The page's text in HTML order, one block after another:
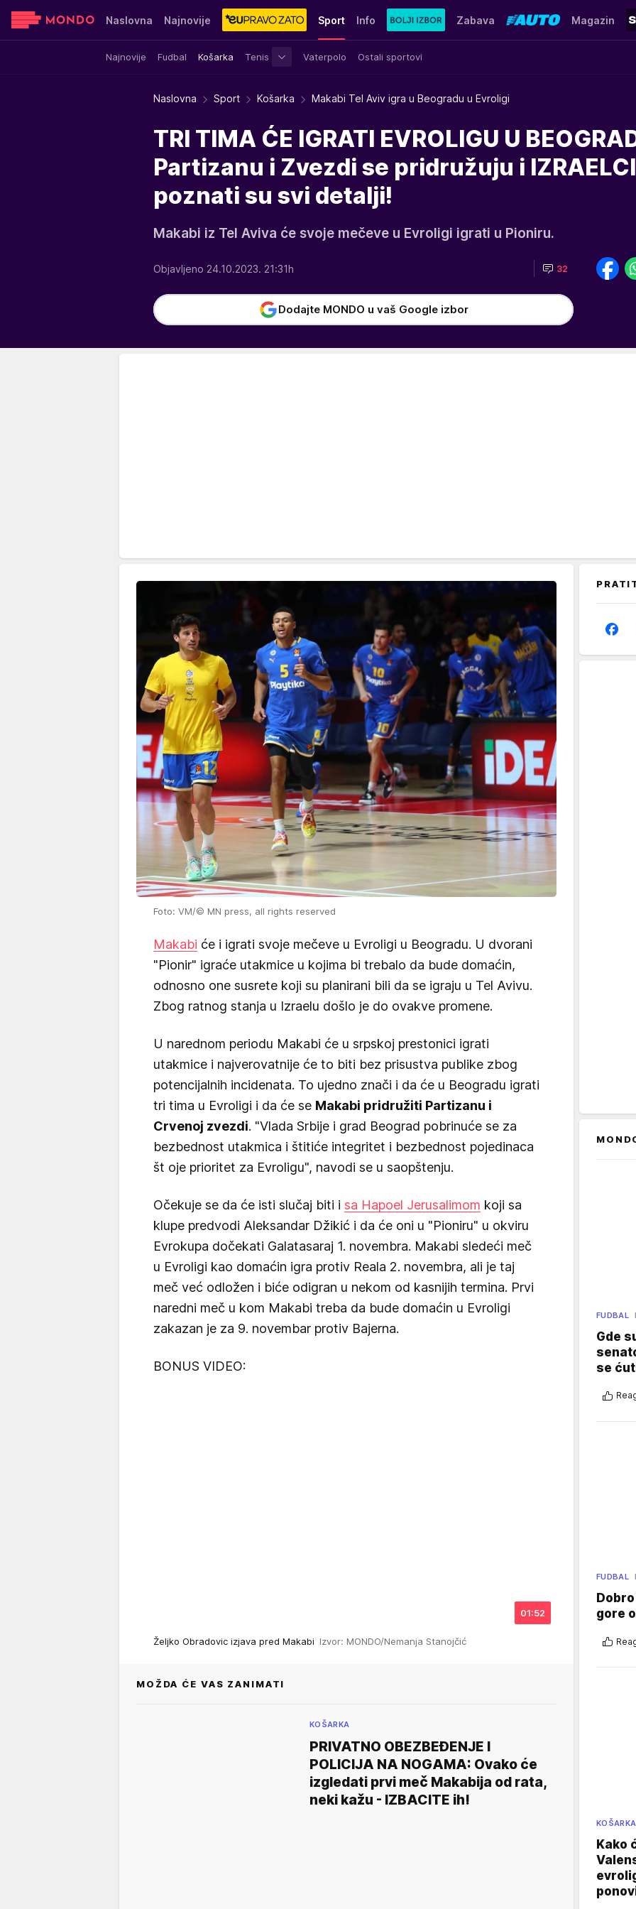
Naslovna Najnovije Sport
Najnovije Fudbal Košarka Tenis Vaterpolo Ostali sportovi
Info Zabava Magazin
Sensa Stvar ukusa Yumama
Naslovna Sport Košarka Makabi Tel Aviv igra u Beogradu u Evroligi
TRI TIMA ĆE IGRATI EVROLIGU U
Partizanu i Zvezdi se pridružuju i
poznati su svi detalji!
Makabi iz Tel Aviva će svoje mečeve u Evroligi igrati u Pioniru.
Objavljeno 24.10.2023. 21:31h 32
Dodajte MONDO u vaš Google izbor
Foto: VM/© MN press, all rights reserved
Makabi će i igrati svoje mečeve u Evroligi u Beogradu. U dvorani
"Pionir" igraće utakmice u kojima bi trebalo da bude domaćin,
odnosno one susrete koji su planirani bili da se igraju u Tel Avivu.
Zbog ratnog stanja u Izraelu došlo je do ovakve promene.
U narednom periodu Makabi će u srpskoj prestonici igrati
utakmice i najverovatnije će to biti bez prisustva publike zbog
potencijalnih incidenata. To ujedno znači i da će u Beogradu igrati
tri tima u Evroligi i da će se Makabi pridružiti Partizanu i
Crvenoj zvezdi. "Vlada Srbije i grad Beograd pobrinuće se za
bezbednost utakmica i štitiće integritet i bezbednost pojedinaca
št oje prioritet za Evroligu", navodi se u saopštenju.
Očekuje se da će isti slučaj biti i sa Hapoel Jerusalimom koji sa
klupe predvodi Aleksandar Džikić i da će oni u "Pioniru" u okviru
Evrokupa dočekati Galatasaraj 1. novembra. Makabi sledeći meč
u Evroligi kao domaćin igra protiv Reala 2. novembra, ali je taj
meč već odložen i biće odigran u nekom od kasnijih termina. Prvi
naredni meč u kom Makabi treba da bude domaćin u Evroligi
zakazan je za 9. novembar protiv Bajerna.
BONUS VIDEO:
01:52
Željko Obradovic izjava pred Makabi Izvor: MONDO/Nemanja Stanojčić
MOŽDA ĆE VAS ZANIMATI
KOŠARKA
PRIVATNO OBEZBEĐENJE I
POLICIJA NA NOGAMA: Ovako će
izgledati prvi meč Makabija od rata,
neki kažu - IZBACITE ih!
FUDBAL
Gde
se
FUDBAL
gore
KOŠARKA
Kako